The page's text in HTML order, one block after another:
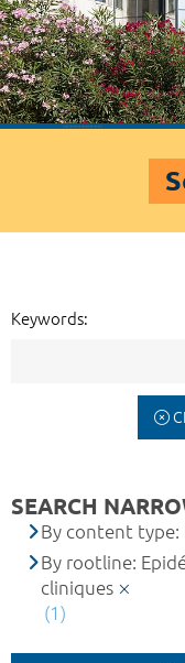
Keywords:
SEARCH
By content type:
By rootline:
cliniques
(1)